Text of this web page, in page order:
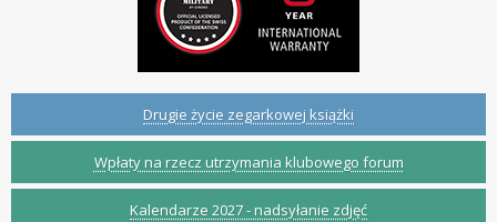
Drugie życie zegarkowej książki
Wpłaty na rzecz utrzymania klubowego forum
Kalendarze 2027 - nadsyłanie zdjęć